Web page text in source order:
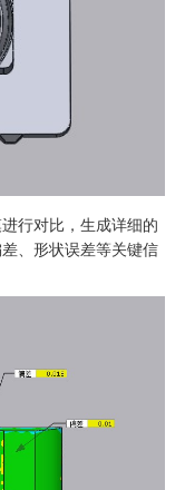
行对比，生成详细的
、形状误差等关键信